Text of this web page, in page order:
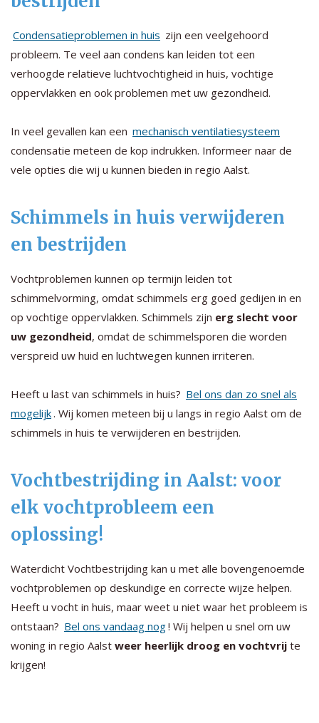
Condensatieproblemen in huis zijn een veelgehoord
probleem. Te veel aan condens kan leiden tot een
verhoogde relatieve luchtvochtigheid in huis, vochtige
oppervlakken en ook problemen met uw gezondheid.
In veel gevallen kan een mechanisch ventilatiesysteem
condensatie meteen de kop indrukken. Informeer naar de
vele opties die wij u kunnen bieden in regio Aalst.
Schimmels in huis verwijderen
en bestrijden
Vochtproblemen kunnen op termijn leiden tot
schimmelvorming, omdat schimmels erg goed gedijen in en
op vochtige oppervlakken. Schimmels zijn erg slecht voor
uw gezondheid, omdat de schimmelsporen die worden
verspreid uw huid en luchtwegen kunnen irriteren.
Heeft u last van schimmels in huis? Bel ons dan zo snel als
mogelijk . Wij komen meteen bij u langs in regio Aalst om de
schimmels in huis te verwijderen en bestrijden.
Vochtbestrijding in Aalst: voor
elk vochtprobleem een
oplossing!
Waterdicht Vochtbestrijding kan u met alle bovengenoemde
vochtproblemen op deskundige en correcte wijze helpen.
Heeft u vocht in huis, maar weet u niet waar het probleem is
ontstaan? Bel ons vandaag nog! Wij helpen u snel om uw
woning in regio Aalst weer heerlijk droog en vochtvrij te
krijgen!